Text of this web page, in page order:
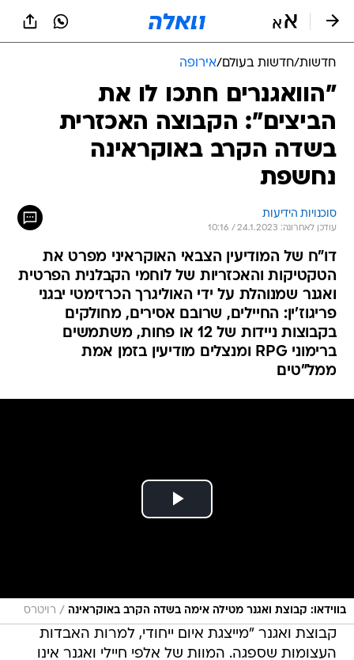
חדשות/חדשות בעולם/אירופה
"הוואגנרים חתכו לו את
הביצים": הקבוצה האכזרית
בשדה הקרב באוקראינה
נחשפת
סוכנויות הידיעות
עודכן לאחרונה: 24.1.2023 / 10:16
דו"ח של המודיעין הצבאי האוקראיני מפרט את
הטקטיקות והאכזריות של לוחמי הקבלנית הפרטית
ואגנר שמנוהלת על ידי האוליגרך הכרזימטי יבגני
פריגוז'ין: החיילים, שרובם אסירים, מחולקים
בקבוצות ניידות של 12 או פחות, משתמשים
ברימוני RPG ומנצלים מודיעין בזמן אמת
ממל"טים
בווידאו: קבוצת ואגנר מטילה אימה בשדה הקרב באוקראינה / רויטרס
קבוצת ואגנר "מייצגת איום ייחודי, למרות האבדות
העצומות שספגה. המוות של אלפי חיילי ואגנר אינו